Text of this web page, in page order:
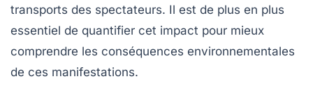
transports des spectateurs. Il est de plus en plus
essentiel de quantifier cet impact pour mieux
comprendre les conséquences environnementales
de ces manifestations.